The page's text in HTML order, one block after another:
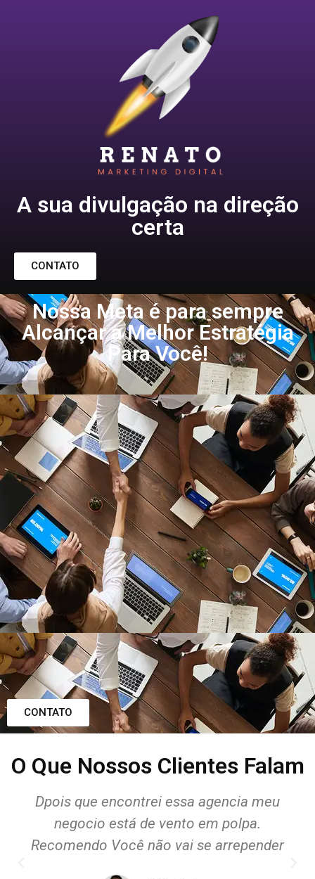
A sua divulgação na direção
certa
CONTATO
Nossa Meta é para sempre
Alcançar a Melhor Estratégia
Para Você!
CONTATO
O Que Nossos Clientes Falam
Dpois que encontrei essa agencia meu
negocio está de vento em polpa.
Recomendo Você não vai se arrepender